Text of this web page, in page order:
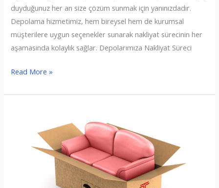
duyduğunuz her an size çözüm sunmak için yanınızdadır.
Depolama hizmetimiz, hem bireysel hem de kurumsal
müşterilere uygun seçenekler sunarak nakliyat sürecinin her
aşamasında kolaylık sağlar. Depolarımıza Nakliyat Süreci
Taşınma
Read More »